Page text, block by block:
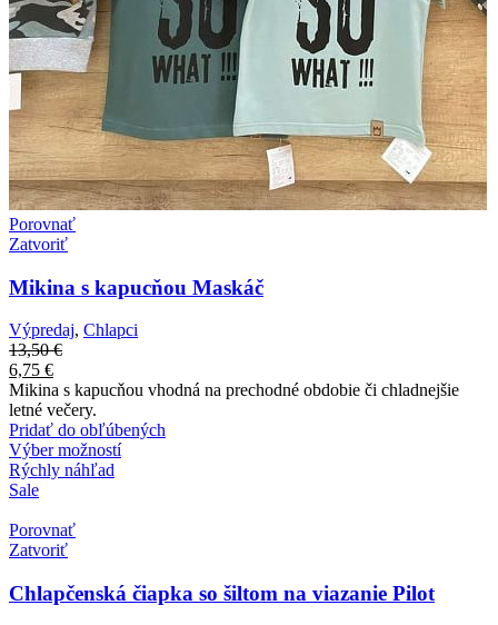
Porovnať
Zatvoriť
Mikina s kapucňou Maskáč
Výpredaj, Chlapci
13,50€
6,75 €
Mikina s kapucňou vhodná na prechodné obdobie či chladnejšie
letné večery.
Pridať do obľúbených
Výber možností
Rýchly náhľad
Sale
Porovnať
Zatvoriť
Chlapčenská čiapka so šiltom na viazanie Pilot